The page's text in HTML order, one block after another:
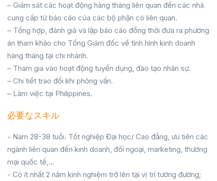
– Giám sát các hoạt động hàng tháng liên quan đến các nhà
cung cấp từ báo cáo của các bộ phận có liên quan.
– Tổng hợp, đánh giá và lập báo cáo đồng thời đưa ra phương
án tham khảo cho Tổng Giám đốc về tình hình kinh doanh
hàng tháng tại chi nhánh.
– Tham gia vào hoạt động tuyển dụng, đào tạo nhân sự.
– Chi tiết trao đổi khi phỏng vấn.
– Làm việc tại Philippines.
必要なスキル
- Nam 28-38 tuổi. Tốt nghiệp Đại học/ Cao đẳng, ưu tiên các
ngành liên quan đến kinh doanh, đối ngoại, marketing, thương
mại quốc tế,...
- Có ít nhất 2 năm kinh nghiệm trở lên tại vị trí tương đương;